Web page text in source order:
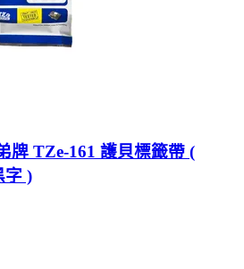
牌 TZe-161 護貝標籤帶 (
字 )